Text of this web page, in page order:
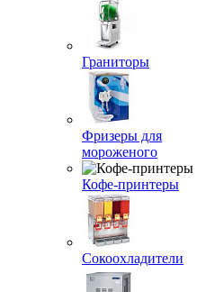
Граниторы
Фризеры для
мороженого
Кофе-принтеры
Сокоохладители